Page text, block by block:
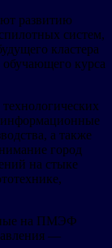
развитию
систем,
кластера
курса
а также
город
на стыке
на ПМЭФ
—